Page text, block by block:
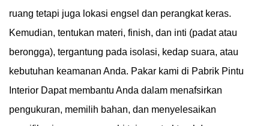
ruang tetapi juga lokasi engsel dan perangkat keras.
Kemudian, tentukan materi, finish, dan inti (padat atau
berongga), tergantung pada isolasi, kedap suara, atau
kebutuhan keamanan Anda. Pakar kami di Pabrik Pintu
Interior Dapat membantu Anda dalam menafsirkan
pengukuran, memilih bahan, dan menyelesaikan